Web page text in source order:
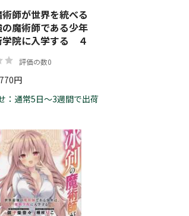
絞り込む
師が世界を統べる
魔術師である少年
学院に入学する ４
評価の数0
円
：通常5日～3週間で出荷